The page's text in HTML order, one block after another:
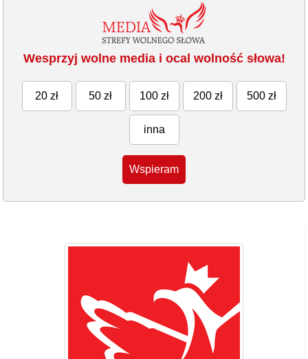
Wesprzyj wolne media i ocal wolność słowa!
20 zł 50 zł 100 zł 200 zł 500 zł
inna
Wspieram